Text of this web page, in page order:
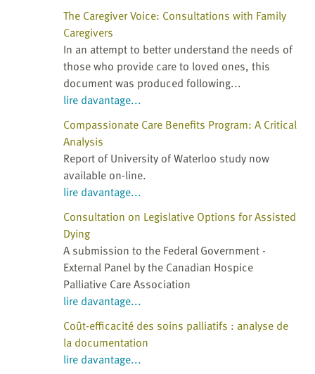
The Caregiver Voice: Consultations with Family
Caregivers
In an attempt to better understand the needs of
those who provide care to loved ones, this
document was produced following...
lire davantage...
Compassionate Care Benefits Program: A Critical
Analysis
Report of University of Waterloo study now
available on-line.
lire davantage...
Consultation on Legislative Options for Assisted
Dying
A submission to the Federal Government -
External Panel by the Canadian Hospice
Palliative Care Association
lire davantage...
Coût-efficacité des soins palliatifs : analyse de
la documentation
lire davantage...